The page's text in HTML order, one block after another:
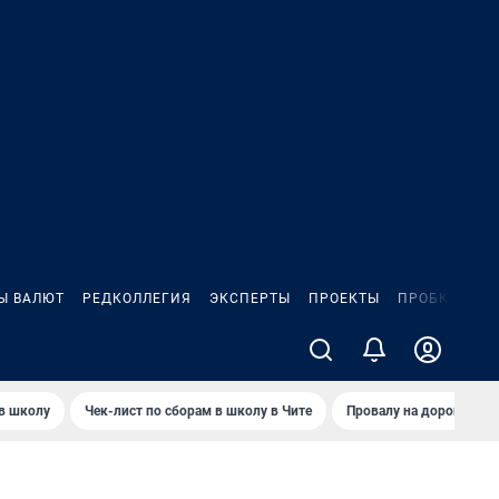
ВАЛЮТ РЕДКОЛЛЕГИЯ ЭКСПЕРТЫ ПРОЕКТЫ ПРОБКИ
школу Чек-лист по сборам в школу в Чите Провалу на дороге